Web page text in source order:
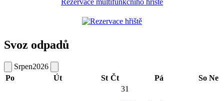
Rezervace multifunkčního hřiště
Svoz odpadů
Srpen2026
Po
Út St Čt Pá So Ne
31